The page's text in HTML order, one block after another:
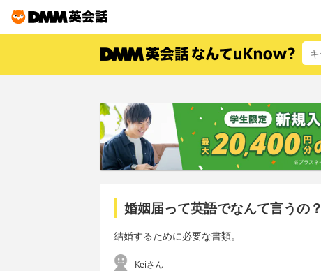
婚姻届って英語でなんて言うの？
結婚するために必要な書類。
Keiさん